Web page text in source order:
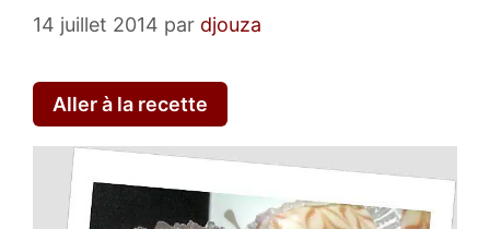
14 juillet 2014 par djouza
Aller à la recette